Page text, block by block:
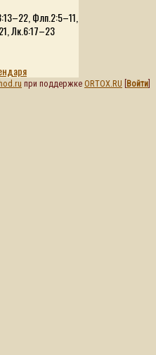
Флп.2:5–11,
Лк.6:17–23
при поддержке ORTOX.RU Войти